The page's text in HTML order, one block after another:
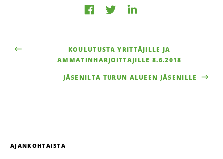
Jaa
Jaa
KOULUTUSTA YRITTÄJILLE JA
AMMATINHARJOITTAJILLE 8.6.2018
JÄSENILTA TURUN ALUEEN JÄSENILLE
AJANKOHTAISTA